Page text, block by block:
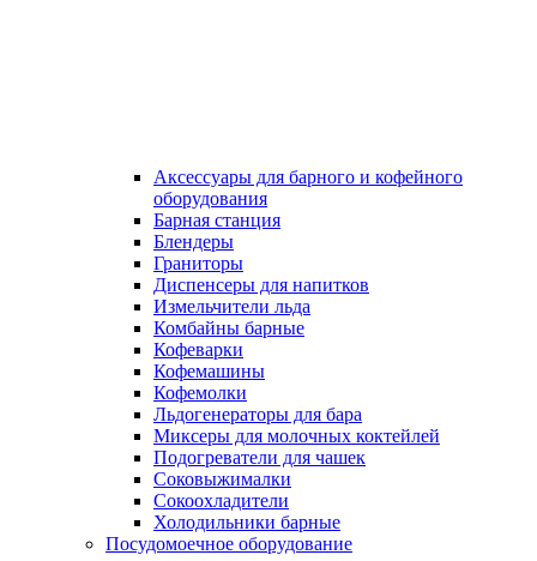
Аксессуары для барного и кофейного
оборудования
Барная станция
Блендеры
Граниторы
Диспенсеры для напитков
Измельчители льда
Комбайны барные
Кофеварки
Кофемашины
Кофемолки
Льдогенераторы для бара
Миксеры для молочных коктейлей
Подогреватели для чашек
Соковыжималки
Сокоохладители
Холодильники барные
Посудомоечное оборудование